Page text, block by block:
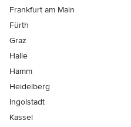
Frankfurt am Main
Fürth
Graz
Halle
Hamm
Heidelberg
Ingolstadt
Kassel